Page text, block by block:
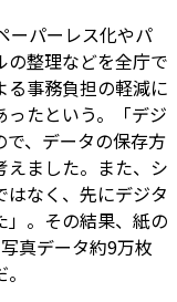
ーパーレス化やパ
の整理などを全庁で
る事務負担の軽減に
たという。「デジ
、データの保存方
ました。また、シ
なく、先にデジタ
」。その結果、紙の
真データ約9万枚